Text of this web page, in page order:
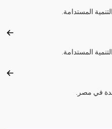
المستدامة.
المستدامة.
في مصر.